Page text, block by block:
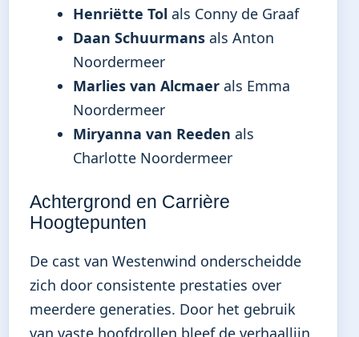
Henriëtte Tol als Conny de Graaf
Daan Schuurmans als Anton
Noordermeer
Marlies van Alcmaer als Emma
Noordermeer
Miryanna van Reeden als
Charlotte Noordermeer
Achtergrond en Carrière
Hoogtepunten
De cast van Westenwind onderscheidde
zich door consistente prestaties over
meerdere generaties. Door het gebruik
van vaste hoofdrollen bleef de verhaallijn